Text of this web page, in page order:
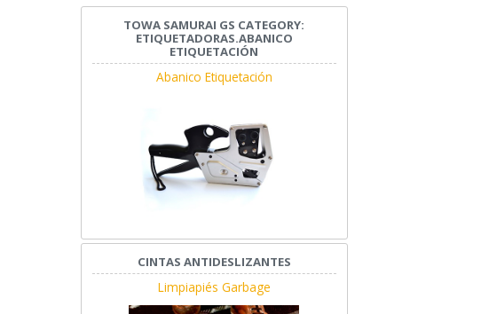
TOWA SAMURAI GS CATEGORY:
ETIQUETADORAS.ABANICO
ETIQUETACIÓN
Abanico Etiquetación
CINTAS ANTIDESLIZANTES
Limpiapiés Garbage